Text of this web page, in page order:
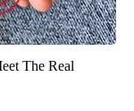
The Real